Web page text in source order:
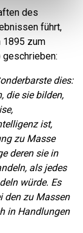
des
führt,
1895 zum
dies:
die sie bilden,
ist,
zu Masse
deren sie in
als jedes
würde. Es
den zu Massen
in Handlungen